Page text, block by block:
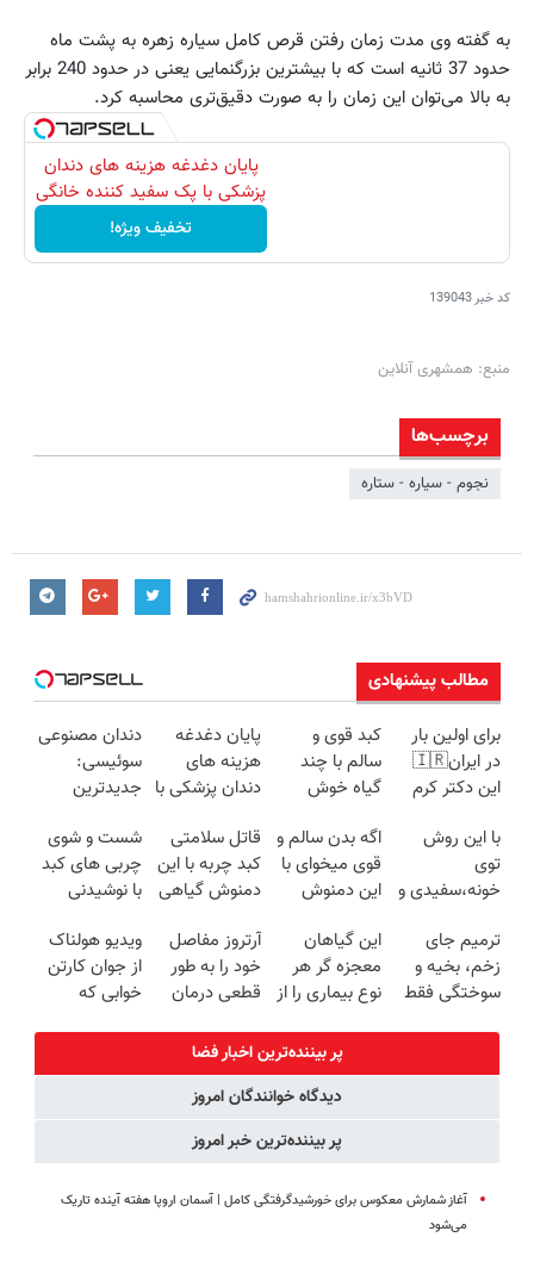
به گفته وی مدت زمان رفتن قرص کامل سیاره زهره به پشت ماه
حدود 37 ثانیه است که با بیشترین بزرگنمایی یعنی در حدود 240 برابر
به بالا می‌توان این زمان را به صورت دقیق‌تری محاسبه کرد.
پایان دغدغه هزینه های دندان
پزشکی با پک سفید کننده خانگی
تخفیف ویژه!
کد خبر139043
منبع: همشهری آنلاین
برچسب‌ها
نجوم - سیاره - ستاره
مطالب پیشنهادی
برای اولین بار
در ایران🇮🇷
این دکتر کرم
روزه ساخت!
کبد قوی و
سالم با چند
گیاه خوش
پایان دغدغه
هزینه های
دندان پزشکی با
کننده خانگی
دندان مصنوعی
سوئیسی:
جدیدترین
سبک و مقاوم |
پرداخت قسطی
با این روش
توی
خونه،سفیدی و
برگردون
(40%off)
اگه بدن سالم و
قوی میخوای با
این دمنوش
رو پاکسازی کن
قاتل سلامتی
کبد چربه با این
دمنوش گیاهی
شست و شوی
چربی های کبد
با نوشیدنی
ترمیم جای
زخم، بخیه و
سوختگی فقط
این گیاهان
معجزه گر هر
نوع بیماری را از
آرتروز مفاصل
خود را به طور
قطعی درمان
◗پرسش‌نامه◖
ویدیو هولناک
از جوان کارتن
خوابی که
پر بیننده‌ترین اخبار فضا
دیدگاه خوانندگان امروز
پر بیننده‌ترین خبر امروز
آغاز شمارش معکوس برای خورشیدگرفتگی کامل | آسمان اروپا هفته آینده تاریک
می‌شود